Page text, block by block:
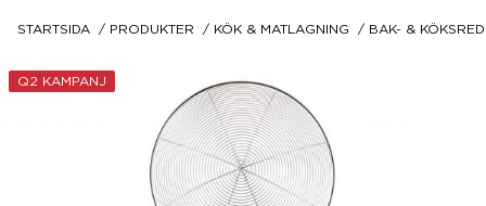
STARTSIDA PRODUKTER KÖK & MATLAGNING BAK- &
Q2 KAMPANJ